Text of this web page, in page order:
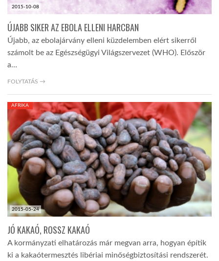
2015-10-08
ÚJABB SIKER AZ EBOLA ELLENI HARCBAN
Újabb, az ebolajárvány elleni küzdelemben elért sikerről
számolt be az Egészségügyi Világszervezet (WHO). Először
a…
FOLYTATÁS →
2015-05-24
AFRIKA
JÓ KAKAÓ, ROSSZ KAKAÓ
A kormányzati elhatározás már megvan arra, hogyan építik
ki a kakaótermesztés libériai minőségbiztosítási rendszerét.